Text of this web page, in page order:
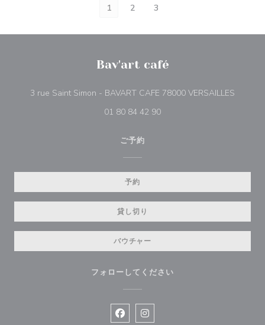
1 2 3
Bav'art café
3 rue Saint Simon - BAVART CAFE 78000 VERSAILLES
01 80 84 42 90
ご予約
予約
貸し切り
バウチャー
フォローしてください
Facebook ((新しいウィンドウで
Instagram ((新しいウィンド